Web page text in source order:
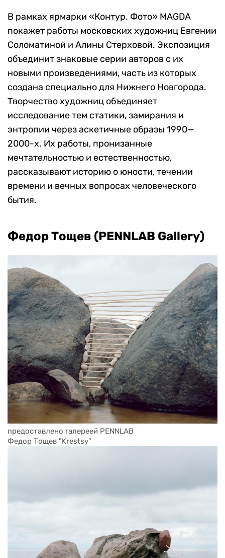
В рамках ярмарки «Контур. Фото» MAGDA
покажет работы московских художниц Евгении
Соломатиной и Алины Стерховой. Экспозиция
объединит знаковые серии авторов с их
новыми произведениями, часть из которых
создана специально для Нижнего Новгорода.
Творчество художниц объединяет
исследование тем статики, замирания и
энтропии через аскетичные образы 1990—
2000-х. Их работы, пронизанные
мечтательностью и естественностью,
рассказывают историю о юности, течении
времени и вечных вопросах человеческого
бытия.
Федор Тощев (PENNLAB Gallery)
предоставлено галереей PENNLAB
Федор Тощев "Krestsy"